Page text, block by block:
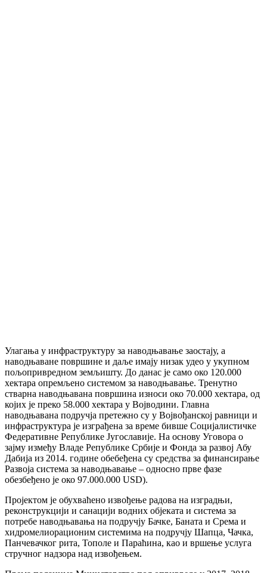
Улагања у инфраструктуру за наводњавање заостају, а
наводњаване површине и даље имају низак удео у укупном
пољопривредном земљишту. До данас је само око 120.000
хектара опремљено системом за наводњавање. Тренутно
стварна наводњавана површина износи око 70.000 хектара, од
којих је преко 58.000 хектара у Војводини. Главна
наводњавана подручја претежно су у Војвођанској равници и
инфраструктура је изграђена за време бивше Социјалистичке
Федеративне Републике Југославије. На основу Уговора о
зајму између Владе Републике Србије и Фонда за развој Абу
Дабија из 2014. године обебеђена су средства за финансирање
Развоја система за наводњавање – односно прве фазе
обезбеђено је око 97.000.000 USD).
Пројектом је обухваћено извођење радова на изградњи,
реконструкцији и санацији водних објеката и система за
потребе наводњавања на подручју Бачке, Баната и Срема и
хидромелиорационим системима на подручју Шапца, Чачка,
Панчевачког рита, Тополе и Параћина, као и вршење услуга
стручног надзора над извођењем.